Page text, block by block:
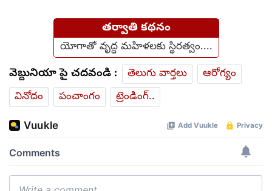
తర్వాతి కథనం
యోగాతో వృద్ధ మహిళలకు స్థిరత్వం....
వెబ్దునియా పై చదవండి : తెలుగు వార్తలు
ఆరోగ్యం
వినోదం
పంచాంగం ట్రెండింగ్..